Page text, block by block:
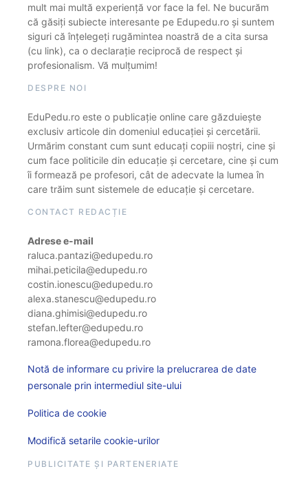
mult mai multă experiență vor face la fel. Ne bucurăm
că găsiți subiecte interesante pe Edupedu.ro și suntem
siguri că înțelegeți rugămintea noastră de a cita sursa
(cu link), ca o declarație reciprocă de respect și
profesionalism. Vă mulțumim!
DESPRE NOI
EduPedu.ro este o publicație online care găzduiește
exclusiv articole din domeniul educației și cercetării.
Urmărim constant cum sunt educați copiii noștri, cine și
cum face politicile din educație și cercetare, cine și cum
îi formează pe profesori, cât de adecvate la lumea în
care trăim sunt sistemele de educație și cercetare.
CONTACT REDACȚIE
Adrese e-mail
raluca.pantazi@edupedu.ro
mihai.peticila@edupedu.ro
costin.ionescu@edupedu.ro
alexa.stanescu@edupedu.ro
diana.ghimisi@edupedu.ro
stefan.lefter@edupedu.ro
ramona.florea@edupedu.ro
Notă de informare cu privire la prelucrarea de date
personale prin intermediul site-ului
Politica de cookie
Modifică setarile cookie-urilor
PUBLICITATE ȘI PARTENERIATE